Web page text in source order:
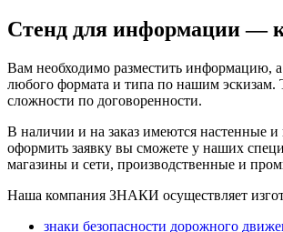
Стенд для информации —
Вам необходимо разместить информацию,
любого формата и типа по нашим
сложности по договоренности.
В наличии и на заказ имеются настенные
оформить заявку вы сможете у наших
магазины и сети, производственные и
Наша компания ЗНАКИ осуществляет
знаки безопасности дорожного